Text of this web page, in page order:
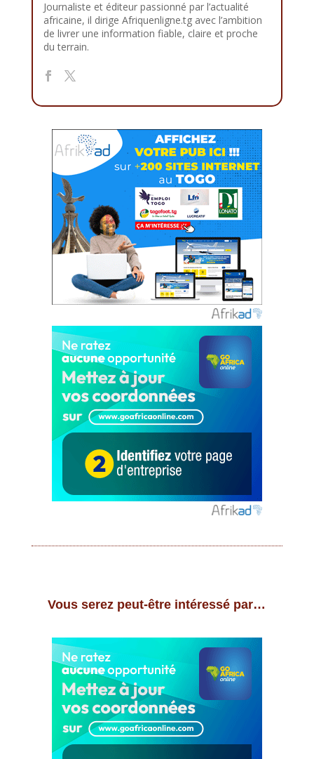
Journaliste et éditeur passionné par l’actualité
africaine, il dirige Afriquenligne.tg avec l’ambition
de livrer une information fiable, claire et proche
du terrain.
Vous serez peut-être intéressé par…